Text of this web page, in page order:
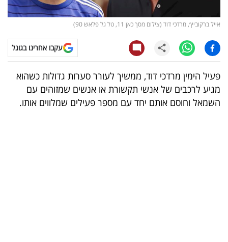
ויראלי
טלוויזיה
עסקי
ספורט
אייל ברקוביץ׳, מרדכי דוד (צילום מסך כאן 11, טל גל פלאש 90)
עקבו אחרינו בגוגל
פעיל הימין מרדכי דוד, ממשיך לעורר סערות גדולות כשהוא
מגיע לרכבים של אנשי תקשורת או אנשים שמזוהים עם
השמאל וחוסם אותם יחד עם מספר פעילים שמלווים אותו.